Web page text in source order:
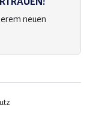
neuen